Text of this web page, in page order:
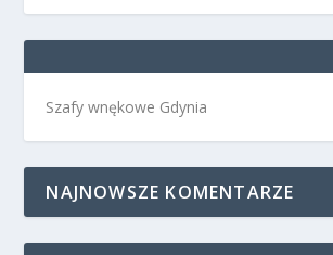
Szafy wnękowe Gdynia
NAJNOWSZE KOMENTARZE